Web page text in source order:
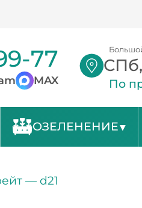
77
MAX По
ОЗЕЛЕНЕНИЕ
— d21